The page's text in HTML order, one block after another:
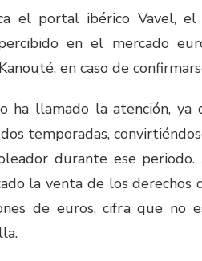
el portal ibérico Vavel, el
en el mercado
en caso de
ha llamado la atención, ya
temporadas,
durante ese
la venta de los derechos
de euros, cifra que no